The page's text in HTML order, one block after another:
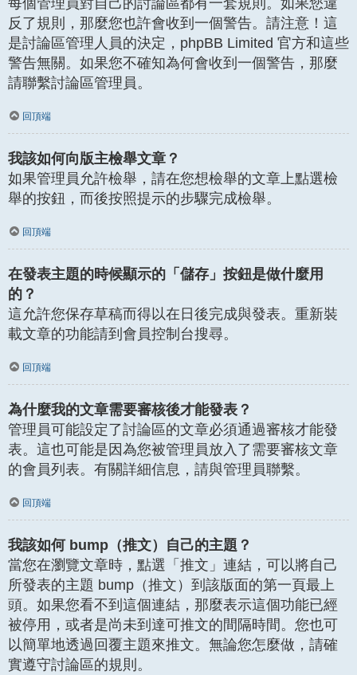
反了規則，那麼您也許會收到一個警告。請注意！這
是討論區管理人員的決定，phpBB Limited 官方和這些
警告無關。如果您不確知為何會收到一個警告，那麼
請聯繫討論區管理員。
回頂端
我該如何向版主檢舉文章？
如果管理員允許檢舉，請在您想檢舉的文章上點選檢
舉的按鈕，而後按照提示的步驟完成檢舉。
回頂端
在發表主題的時候顯示的「儲存」按鈕是做什麼用
的？
這允許您保存草稿而得以在日後完成與發表。重新裝
載文章的功能請到會員控制台搜尋。
回頂端
為什麼我的文章需要審核後才能發表？
管理員可能設定了討論區的文章必須通過審核才能發
表。這也可能是因為您被管理員放入了需要審核文章
的會員列表。有關詳細信息，請與管理員聯繫。
回頂端
我該如何 bump（推文）自己的主題？
當您在瀏覽文章時，點選「推文」連結，可以將自己
所發表的主題 bump（推文）到該版面的第一頁最上
頭。如果您看不到這個連結，那麼表示這個功能已經
被停用，或者是尚未到達可推文的間隔時間。您也可
以簡單地透過回覆主題來推文。無論您怎麼做，請確
實遵守討論區的規則。